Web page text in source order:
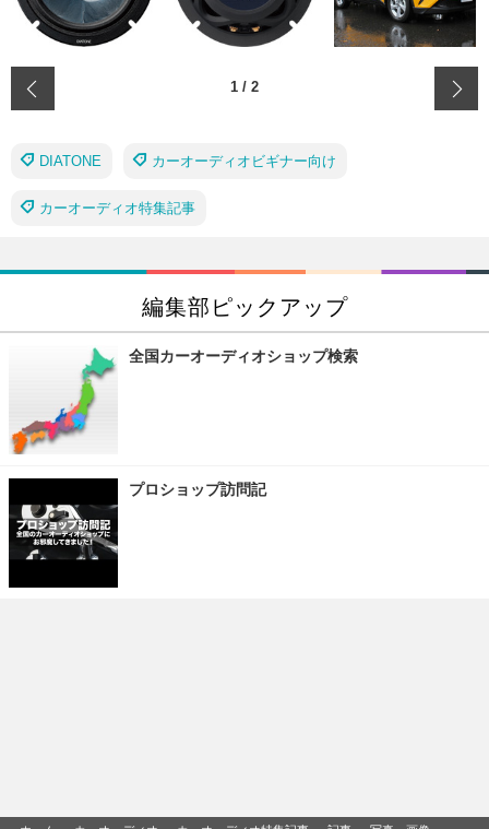
1 / 2
DIATONE カーオーディオビギナー向け
カーオーディオ特集記事
編集部ピックアップ
全国カーオーディオショップ検索
プロショップ訪問記